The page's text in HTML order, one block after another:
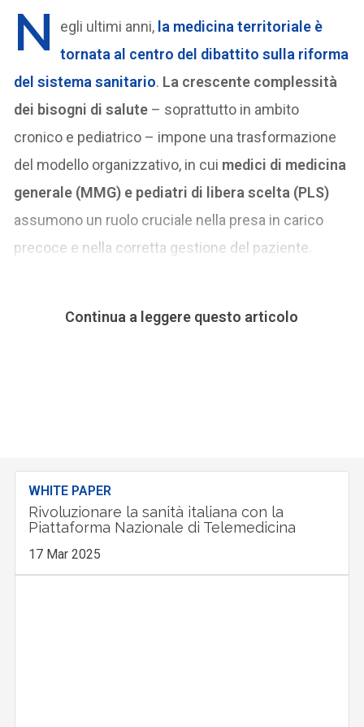
N egli ultimi anni, la medicina territoriale è
tornata al centro del dibattito sulla riforma
del sistema sanitario. La crescente complessità
dei bisogni di salute – soprattutto in ambito
cronico e pediatrico – impone una trasformazione
del modello organizzativo, in cui medici di medicina
generale (MMG) e pediatri di libera scelta (PLS)
assumono un ruolo cruciale nella presa in carico
precoce e nella corretta gestione del paziente.
Continua a leggere questo articolo
WHITE PAPER
Rivoluzionare la sanità italiana con la
Piattaforma Nazionale di Telemedicina
17 Mar 2025